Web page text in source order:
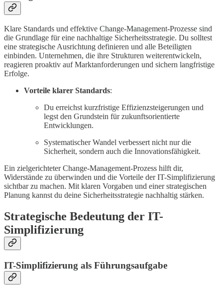
Klare Standards und effektive Change-Management-Prozesse sind
die Grundlage für eine nachhaltige Sicherheitsstrategie. Du solltest
eine strategische Ausrichtung definieren und alle Beteiligten
einbinden. Unternehmen, die ihre Strukturen weiterentwickeln,
reagieren proaktiv auf Marktanforderungen und sichern langfristige
Erfolge.
Vorteile klarer Standards:
Du erreichst kurzfristige Effizienzsteigerungen und
legst den Grundstein für zukunftsorientierte
Entwicklungen.
Systematischer Wandel verbessert nicht nur die
Sicherheit, sondern auch die Innovationsfähigkeit.
Ein zielgerichteter Change-Management-Prozess hilft dir,
Widerstände zu überwinden und die Vorteile der IT-Simplifizierung
sichtbar zu machen. Mit klaren Vorgaben und einer strategischen
Planung kannst du deine Sicherheitsstrategie nachhaltig stärken.
Strategische Bedeutung der IT-
Simplifizierung
IT-Simplifizierung als Führungsaufgabe